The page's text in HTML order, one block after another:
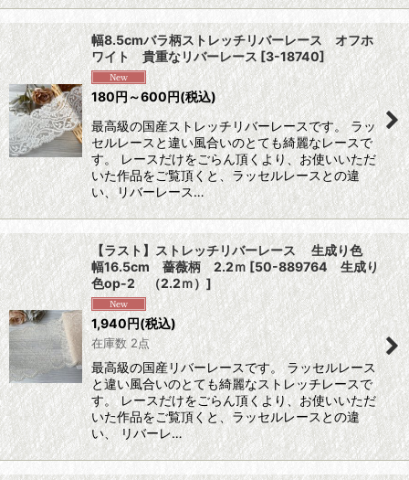
幅8.5cmバラ柄ストレッチリバーレース オフホ
ワイト 貴重なリバーレース[3-18740]
180円～600円(税込)
最高級の国産ストレッチリバーレースです。 ラッ
セルレースと違い風合いのとても綺麗なレースで
す。 レースだけをごらん頂くより、お使いいただ
いた作品をご覧頂くと、ラッセルレースとの違
い、リバーレース…
【ラスト】ストレッチリバーレース 生成り色
幅16.5cm 薔薇柄 2.2ｍ [50-889764 生成り
色op-2 （2.2ｍ）]
1,940円(税込)
在庫数 2点
最高級の国産リバーレースです。 ラッセルレース
と違い風合いのとても綺麗なストレッチレースで
す。 レースだけをごらん頂くより、お使いいただ
いた作品をご覧頂くと、ラッセルレースとの違
い、 リバーレ…